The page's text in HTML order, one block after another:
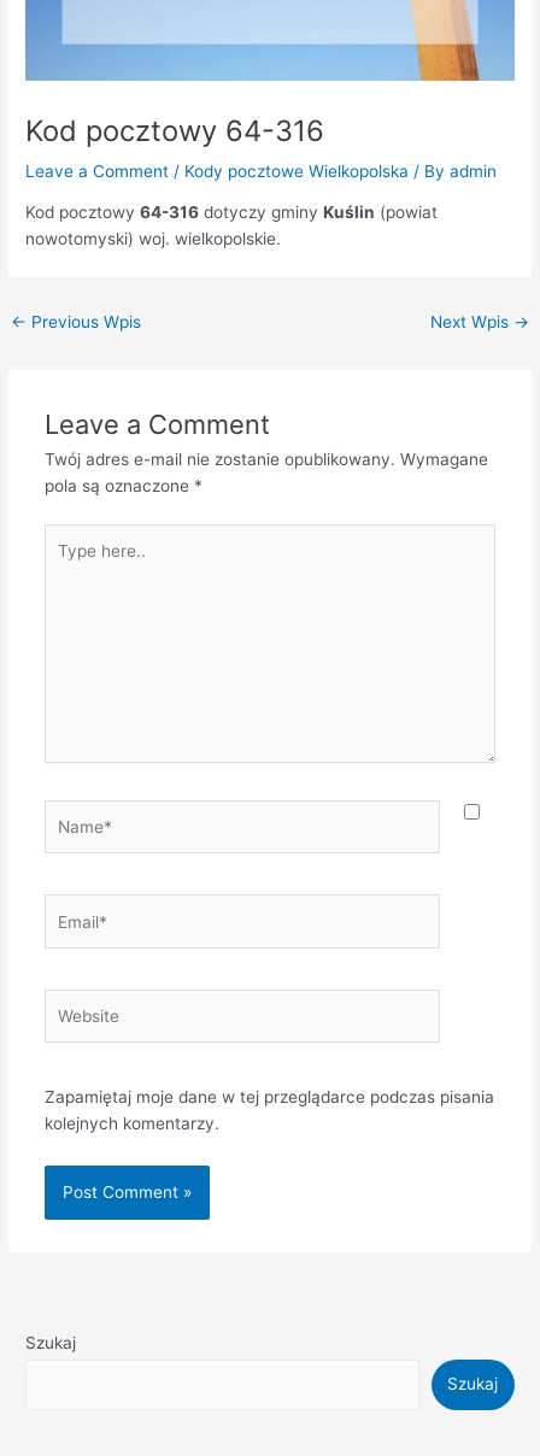
Kod pocztowy 64-316
Leave a Comment / Kody pocztowe Wielkopolska / Byadmin
Kod pocztowy64-316 dotyczy gminyKuślin (powiat
nowotomyski) woj. wielkopolskie.
← Previous Wpis Next Wpis →
Leave a Comment
Twój adres e-mail nie zostanie opublikowany. Wymagane
pola są oznaczone *
here..
Zapamiętaj moje dane w tej przeglądarce podczas pisania
kolejnych komentarzy.
Szukaj
Szukaj